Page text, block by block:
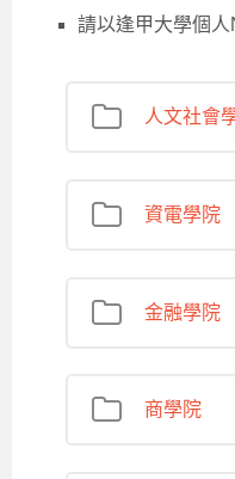
請以逢甲大學個
人文社會
資電學院
金融學院
商學院